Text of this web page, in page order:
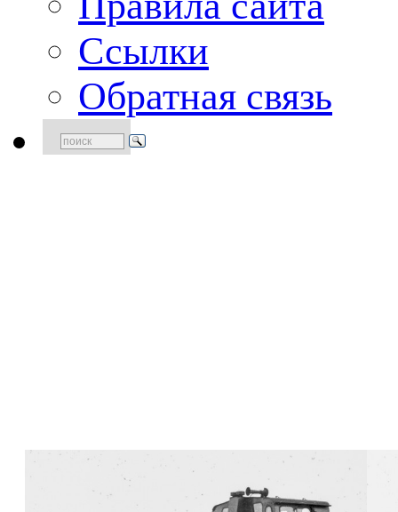
Ссылки
Обратная связь